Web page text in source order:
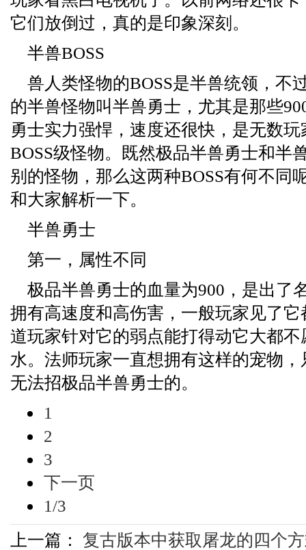
它们放倒过，真的是印象深刻。
半兽BOSS
兽人类怪物的BOSS是半兽统领，不
的半兽怪物叫半兽勇士，尤其是那些
勇士实力强悍，速度还很快，是无数
BOSS级怪物。既然极品半兽勇士和半
别的怪物，那么这两种BOSS有何不同
和大家解析一下。
半兽勇士
第一，属性不同
极品半兽勇士的血量为900，是出了
拥有高速度和高伤害，一般玩家见了
道玩家针对它的弱点能打得动它大都
水。法师玩家一直想拥有这样的宠物
无法招极品半兽勇士的。
1
2
3
下一页
1/3
上一篇： 复古版本中获取屠龙的四个